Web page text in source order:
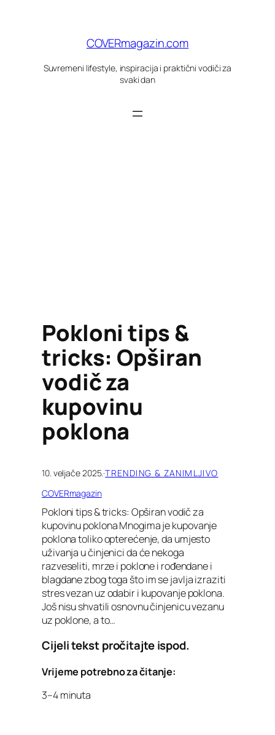
COVERmagazin.com
Suvremeni lifestyle, inspiracija i praktični vodiči za
svaki dan
Pokloni tips &
tricks: Opširan
vodič za
kupovinu
poklona
10. veljače 2025.·TRENDING & ZANIMLJIVO
COVERmagazin
Pokloni tips & tricks: Opširan vodič za
kupovinu poklona Mnogima je kupovanje
poklona toliko opterećenje, da umjesto
uživanja u činjenici da će nekoga
razveseliti, mrze i poklone i rođendane i
blagdane zbog toga što im se javlja izraziti
stres vezan uz odabir i kupovanje poklona.
Još nisu shvatili osnovnu činjenicu vezanu
uz poklone, a to…
Cijeli tekst pročitajte ispod.
Vrijeme potrebno za čitanje:
3–4 minuta